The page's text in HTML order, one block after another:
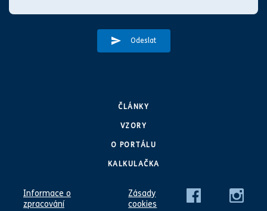
Odeslat
ČLÁNKY
VZORY
O PORTÁLU
KALKULAČKA
Informace o
zpracování
Zásady
cookies